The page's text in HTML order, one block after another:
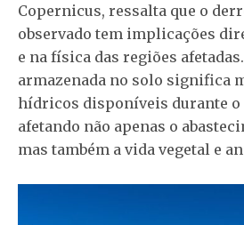
Copernicus, ressalta que o
observado tem implicações
e na física das regiões
armazenada no solo significa
hídricos disponíveis durante o
afetando não apenas o
mas também a vida vegetal e